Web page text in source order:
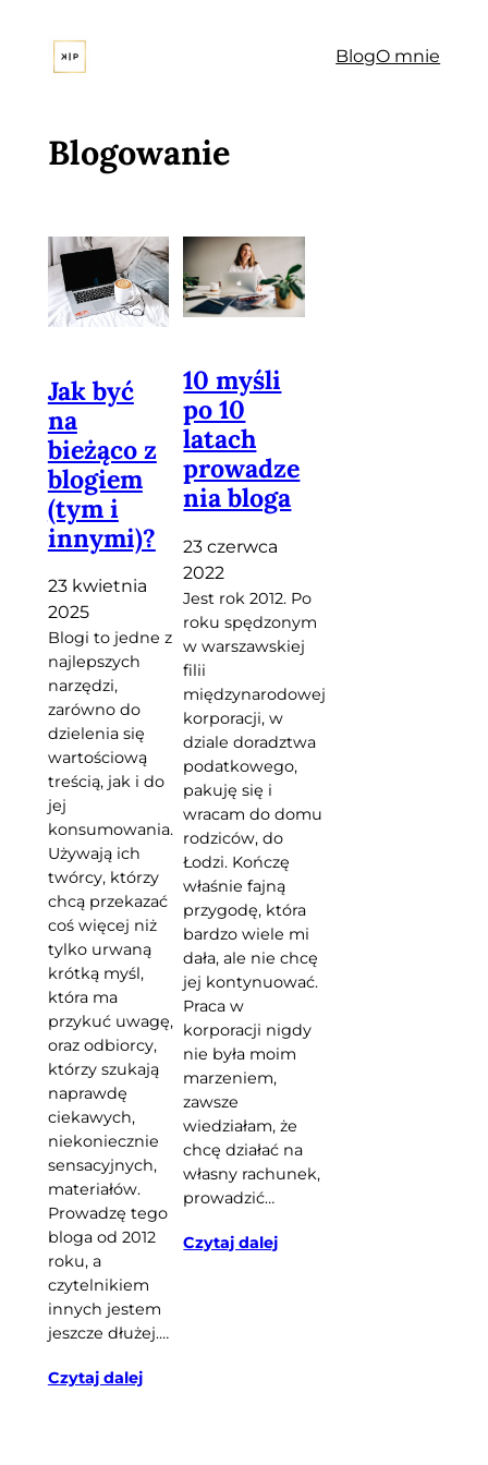
treści
BlogO mnie
Blogowanie
Jak być
na
bieżąco z
blogiem
(tym i
innymi)?
23 kwietnia
2025
Blogi to jedne z
najlepszych
narzędzi,
zarówno do
dzielenia się
wartościową
treścią, jak i do
jej
konsumowania.
Używają ich
twórcy, którzy
chcą przekazać
coś więcej niż
tylko urwaną
krótką myśl,
która ma
przykuć uwagę,
oraz odbiorcy,
którzy szukają
naprawdę
ciekawych,
niekoniecznie
sensacyjnych,
materiałów.
Prowadzę tego
bloga od 2012
roku, a
czytelnikiem
innych jestem
jeszcze dłużej.…
Czytaj dalej
10 myśli
po 10
latach
prowadze
nia bloga
23 czerwca
2022
Jest rok 2012. Po
roku spędzonym
w warszawskiej
filii
międzynarodowej
korporacji, w
dziale doradztwa
podatkowego,
pakuję się i
wracam do domu
rodziców, do
Łodzi. Kończę
właśnie fajną
przygodę, która
bardzo wiele mi
dała, ale nie chcę
jej kontynuować.
Praca w
korporacji nigdy
nie była moim
marzeniem,
zawsze
wiedziałam, że
chcę działać na
własny rachunek,
prowadzić…
Czytaj dalej